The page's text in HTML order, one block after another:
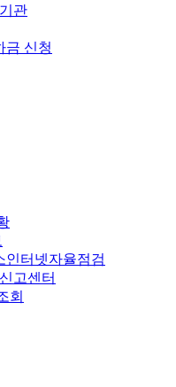
관
금 신청
인터넷자율점검
고센터
회